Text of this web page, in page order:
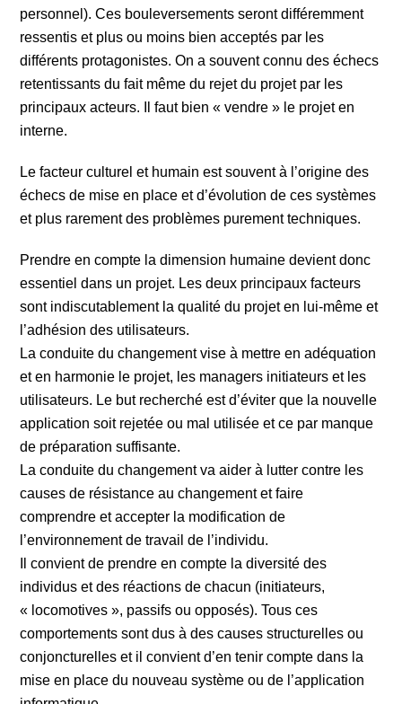
personnel). Ces bouleversements seront différemment
ressentis et plus ou moins bien acceptés par les
différents protagonistes. On a souvent connu des échecs
retentissants du fait même du rejet du projet par les
principaux acteurs. Il faut bien « vendre » le projet en
interne.
Le facteur culturel et humain est souvent à l’origine des
échecs de mise en place et d’évolution de ces systèmes
et plus rarement des problèmes purement techniques.
Prendre en compte la dimension humaine devient donc
essentiel dans un projet. Les deux principaux facteurs
sont indiscutablement la qualité du projet en lui-même et
l’adhésion des utilisateurs.
La conduite du changement vise à mettre en adéquation
et en harmonie le projet, les managers initiateurs et les
utilisateurs. Le but recherché est d’éviter que la nouvelle
application soit rejetée ou mal utilisée et ce par manque
de préparation suffisante.
La conduite du changement va aider à lutter contre les
causes de résistance au changement et faire
comprendre et accepter la modification de
l’environnement de travail de l’individu.
Il convient de prendre en compte la diversité des
individus et des réactions de chacun (initiateurs,
« locomotives », passifs ou opposés). Tous ces
comportements sont dus à des causes structurelles ou
conjoncturelles et il convient d’en tenir compte dans la
mise en place du nouveau système ou de l’application